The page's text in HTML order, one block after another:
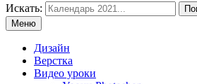
Искать:
Меню
Дизайн
Верстка
Видео уроки